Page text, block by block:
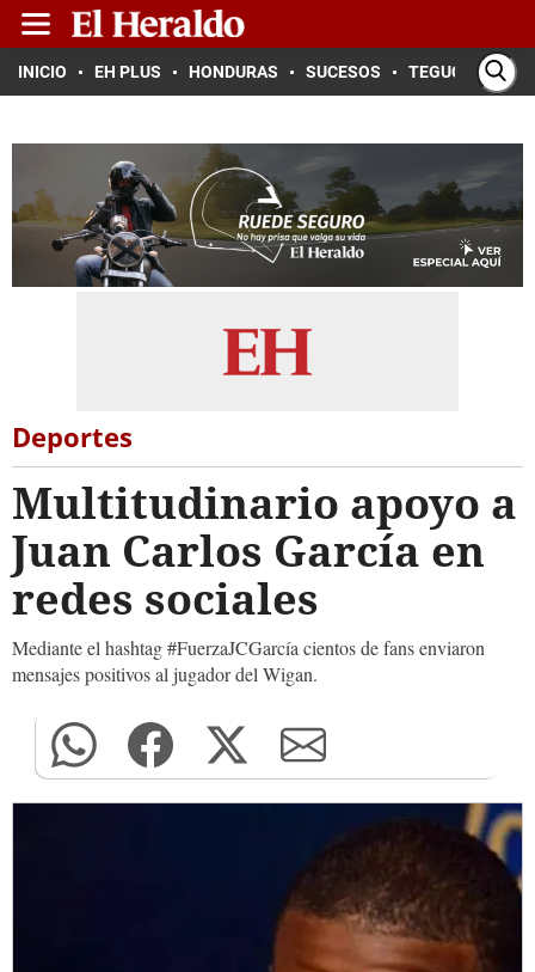
INICIO EH PLUS HONDURAS SUCESOS TEGUCIGALPA
Deportes
Multitudinario apoyo a
Juan Carlos García en
redes sociales
Mediante el hashtag #FuerzaJCGarcía cientos de fans enviaron
mensajes positivos al jugador del Wigan.